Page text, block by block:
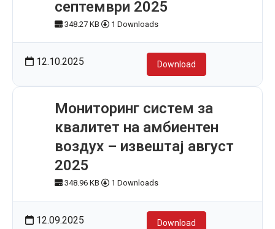
септември 2025
348.27 KB 1 Downloads
12.10.2025 Download
Мониторинг систем за
квалитет на амбиентен
воздух – извештај август
2025
348.96 KB 1 Downloads
12.09.2025 Download